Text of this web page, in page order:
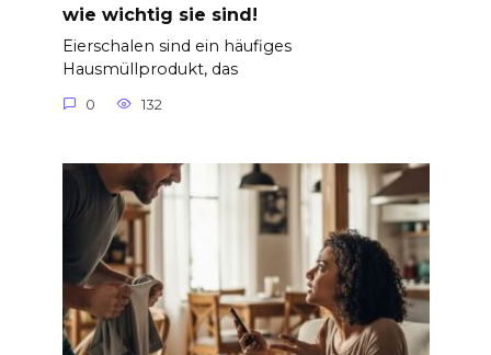
wie wichtig sie sind!
Eierschalen sind ein häufiges
Hausmüllprodukt, das
0 132